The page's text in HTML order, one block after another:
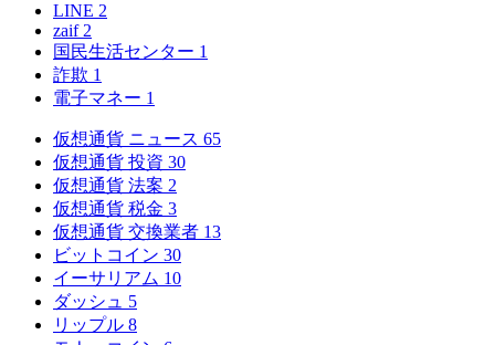
LINE 2
zaif 2
国民生活センター 1
詐欺 1
電子マネー 1
仮想通貨 ニュース 65
仮想通貨 投資 30
仮想通貨 法案 2
仮想通貨 税金 3
仮想通貨 交換業者 13
ビットコイン 30
イーサリアム 10
ダッシュ 5
リップル 8